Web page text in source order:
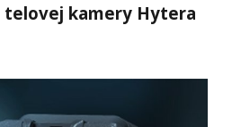
kamery Hytera